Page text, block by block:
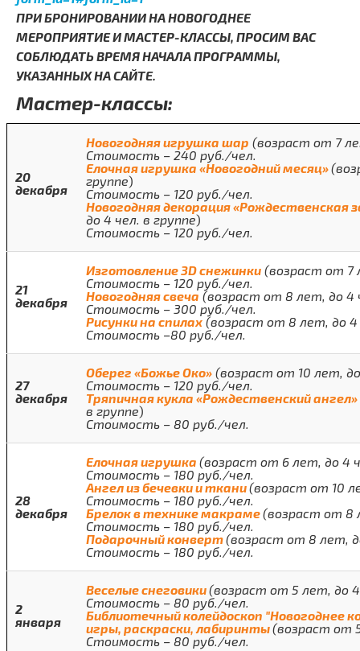
ПРИ БРОНИРОВАНИИ НА НОВОГОДНЕЕ
МЕРОПРИЯТИЕ И МАСТЕР-КЛАССЫ, ПРОСИМ ВАС
СОБЛЮДАТЬ ВРЕМЯ НАЧАЛА ПРОГРАММЫ,
УКАЗАННЫХ НА САЙТЕ.
Мастер-классы:
20
декабря
Новогодняя игрушка шар (возраст от 7
Стоимость – 240 руб./чел.
Елочная игрушка «Новогодний месяц»
группе)
Стоимость – 120 руб./чел.
Новогодняя декорация «Рождественская
до 4 чел. в группе)
Стоимость – 120 руб./чел.
21
декабря
Изготовление 3Dснежинки (возраст от 7
Стоимость – 120 руб./чел.
Новогодняя свеча (возраст от 8 лет, до 4
Стоимость – 300 руб./чел.
Рисунки на спилах (возраст от 8 лет, до 4
Стоимость –80 руб./чел.
27
декабря
Оберег «Божье Око» (возраст от 10 лет,
Стоимость – 120 руб./чел.
Тряпичная кукла «Рождественский ангел»
в группе)
Стоимость – 80 руб./чел.
28
декабря
Елочная игрушка(возраст от 6 лет, до 4
Стоимость – 180 руб./чел.
Ангел из бечевки и ткани(возраст от 10
Стоимость – 180 руб./чел.
Брелок в технике макраме(возраст от 8
Стоимость – 180 руб./чел.
Подарочный конверт(возраст от 8 лет,
Стоимость – 180 руб./чел.
2
января
Веселые снеговики(возраст от 5 лет, до 4
Стоимость – 80 руб./чел.
Библиотечный колейдоскоп "Новогоднее
игры, раскраски, лабиринты(возраст от
Стоимость – 80 руб./чел.